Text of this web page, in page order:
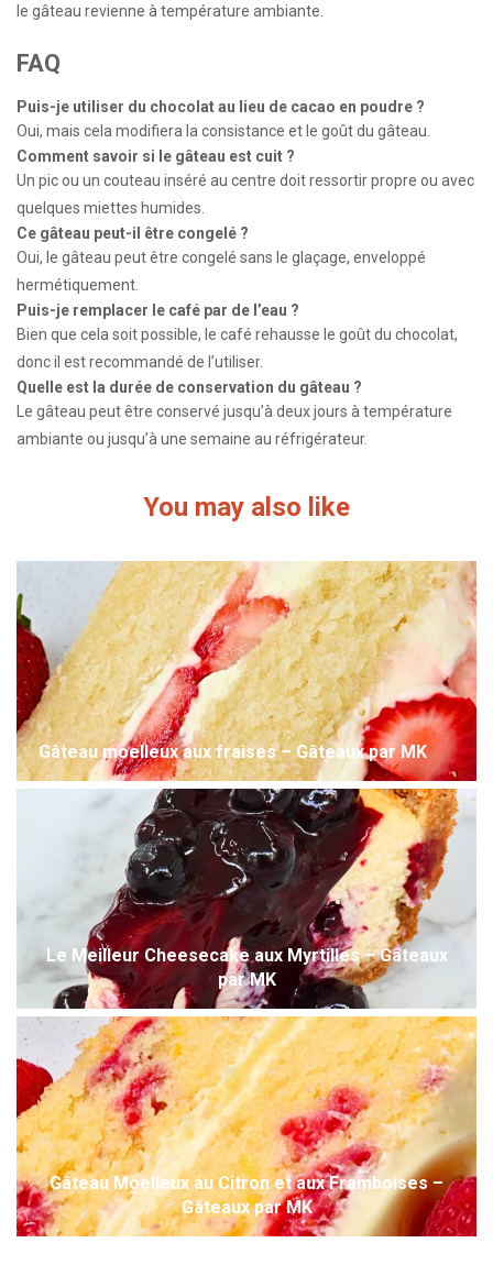
le gâteau revienne à température ambiante.
FAQ
Puis-je utiliser du chocolat au lieu de cacao en poudre ?
Oui, mais cela modifiera la consistance et le goût du gâteau.
Comment savoir si le gâteau est cuit ?
Un pic ou un couteau inséré au centre doit ressortir propre ou avec
quelques miettes humides.
Ce gâteau peut-il être congelé ?
Oui, le gâteau peut être congelé sans le glaçage, enveloppé
hermétiquement.
Puis-je remplacer le café par de l’eau ?
Bien que cela soit possible, le café rehausse le goût du chocolat,
donc il est recommandé de l’utiliser.
Quelle est la durée de conservation du gâteau ?
Le gâteau peut être conservé jusqu’à deux jours à température
ambiante ou jusqu’à une semaine au réfrigérateur.
You may also like
Gâteau moelleux aux fraises – Gâteaux par MK
Le Meilleur Cheesecake aux Myrtilles – Gâteaux
par MK
Gâteau Moelleux au Citron et aux Framboises –
Gâteaux par MK